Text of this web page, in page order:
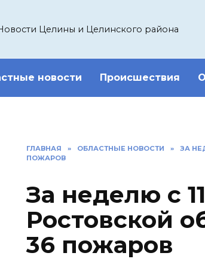
Целины и Целинского района
новости Происшествия
ГЛАВНАЯ » ОБЛАСТНЫЕ НОВОСТИ »
ЗА
ПОЖАРОВ
За неделю с
Ростовской
36 пожаров